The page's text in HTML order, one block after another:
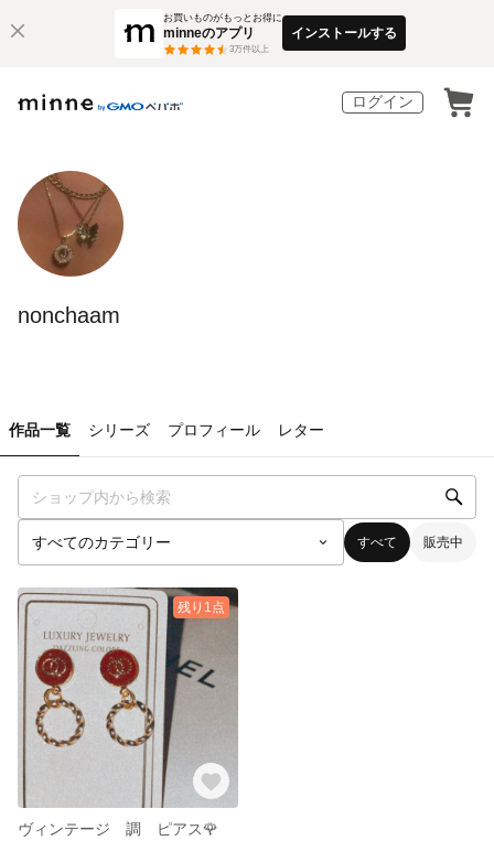
お買いものがもっとお得に
minneのアプリ
3万件以上
インストールする
ログイン
nonchaam
作品一覧 シリーズ プロフィール レター
すべて 販売中
残り1点
ヴィンテージ 調 ピアス🌹